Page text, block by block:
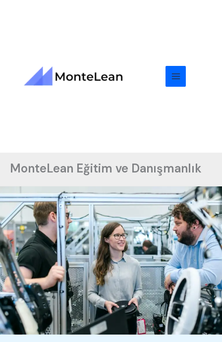
MonteLean Eğitim ve Danışmanlık